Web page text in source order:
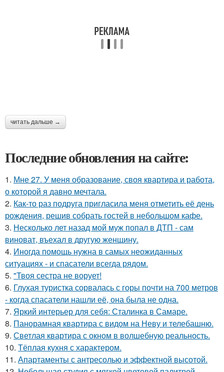
читать дальше →
Последние обновления на сайте:
1. Мне 27. У меня образование, своя квартира и работа,
о которой я давно мечтала.
2. Как-то раз подруга пригласила меня отметить её день
рождения, решив собрать гостей в небольшом кафе.
3. Несколько лет назад мой муж попал в ДТП - сам
виноват, въехал в другую женщину.
4. Иногда помощь нужна в самых неожиданных
ситуациях - и спасатели всегда рядом.
5. "Твоя сестра не ворует!
6. Глухая туристка сорвалась с горы почти на 700 метров
- когда спасатели нашли её, она была не одна.
7. Яркий интерьер для себя: Сталинка в Самаре.
8. Панорамная квартира с видом на Неву и телебашню.
9. Светлая квартира с окном в волшебную реальность.
10. Тёплая кухня с характером.
11. Апартаменты с антресолью и эффектной высотой.